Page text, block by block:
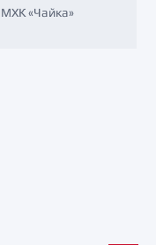
«Чайка»